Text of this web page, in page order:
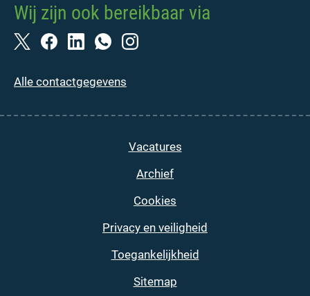
Wij zijn ook bereikbaar via
Alle contactgegevens
Vacatures
Archief
Cookies
Privacy en veiligheid
Toegankelijkheid
Sitemap